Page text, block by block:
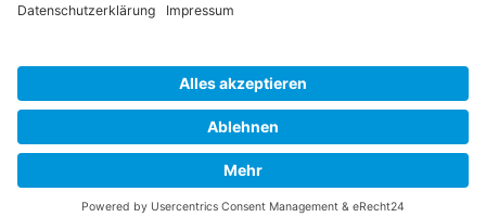
Montag - Freitag
Ateliertermine nach Vereinbarung
Copyright © 2024 Wegerich Innenraumgestaltung - all rights reserved I Made
with byDIE WEBAGENTUR
Alle Preise inkl. der gesetzlichen MwSt.